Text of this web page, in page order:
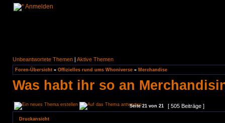
Anmelden
Unbeantwortete Themen | Aktive Themen
Foren-Übersicht » Offizielles rund ums Whoniverse » Merchandise
Was habt ihr so an
Seite21 von 21 [ 505 Beiträge ]
Druckansicht